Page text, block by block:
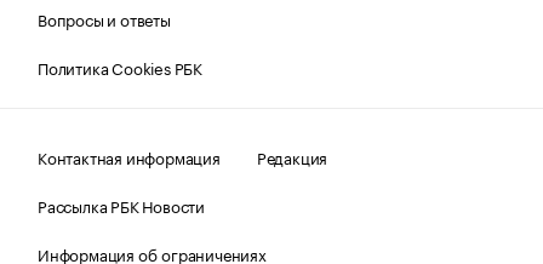
Вопросы и ответы
Политика Cookies РБК
Контактная информация
Редакция
Рассылка РБК Новости
Информация об ограничениях